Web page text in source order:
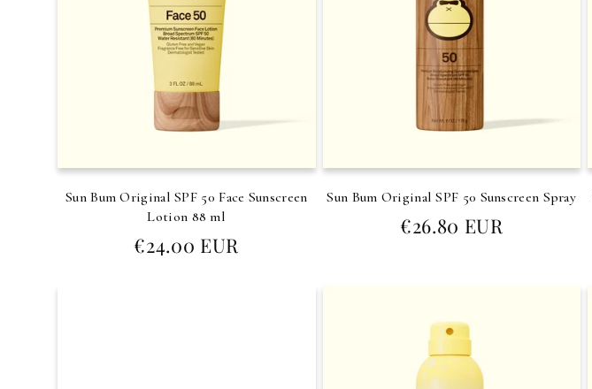
Sun Bum Original SPF 50 Face Sunscreen
Lotion 88 ml
Prezzo
di
€24.00 EUR
Sun Bum Original SPF 50 Sunscreen Spray
Prezzo
di
€26.80 EUR